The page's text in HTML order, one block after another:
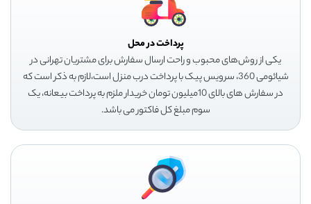
پرداخت در محل
یکی از روش‌های محبوب و راحت ارسال سفارش برای مشتریان تهرانی در
شیائومی 360، سرویس پیک با پرداخت درب منزل است،لازم به ذکر است که
در سفارش های بالای 10میلیون تومان خریدار ملزم به پرداخت بیعانه، یک
سوم مبلغ کل فاکتور می باشد.